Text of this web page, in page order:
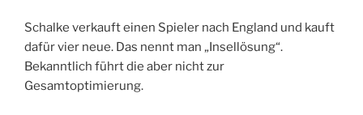
Schalke verkauft einen Spieler nach England und kauft
dafür vier neue. Das nennt man „Insellösung“.
Bekanntlich führt die aber nicht zur
Gesamtoptimierung.